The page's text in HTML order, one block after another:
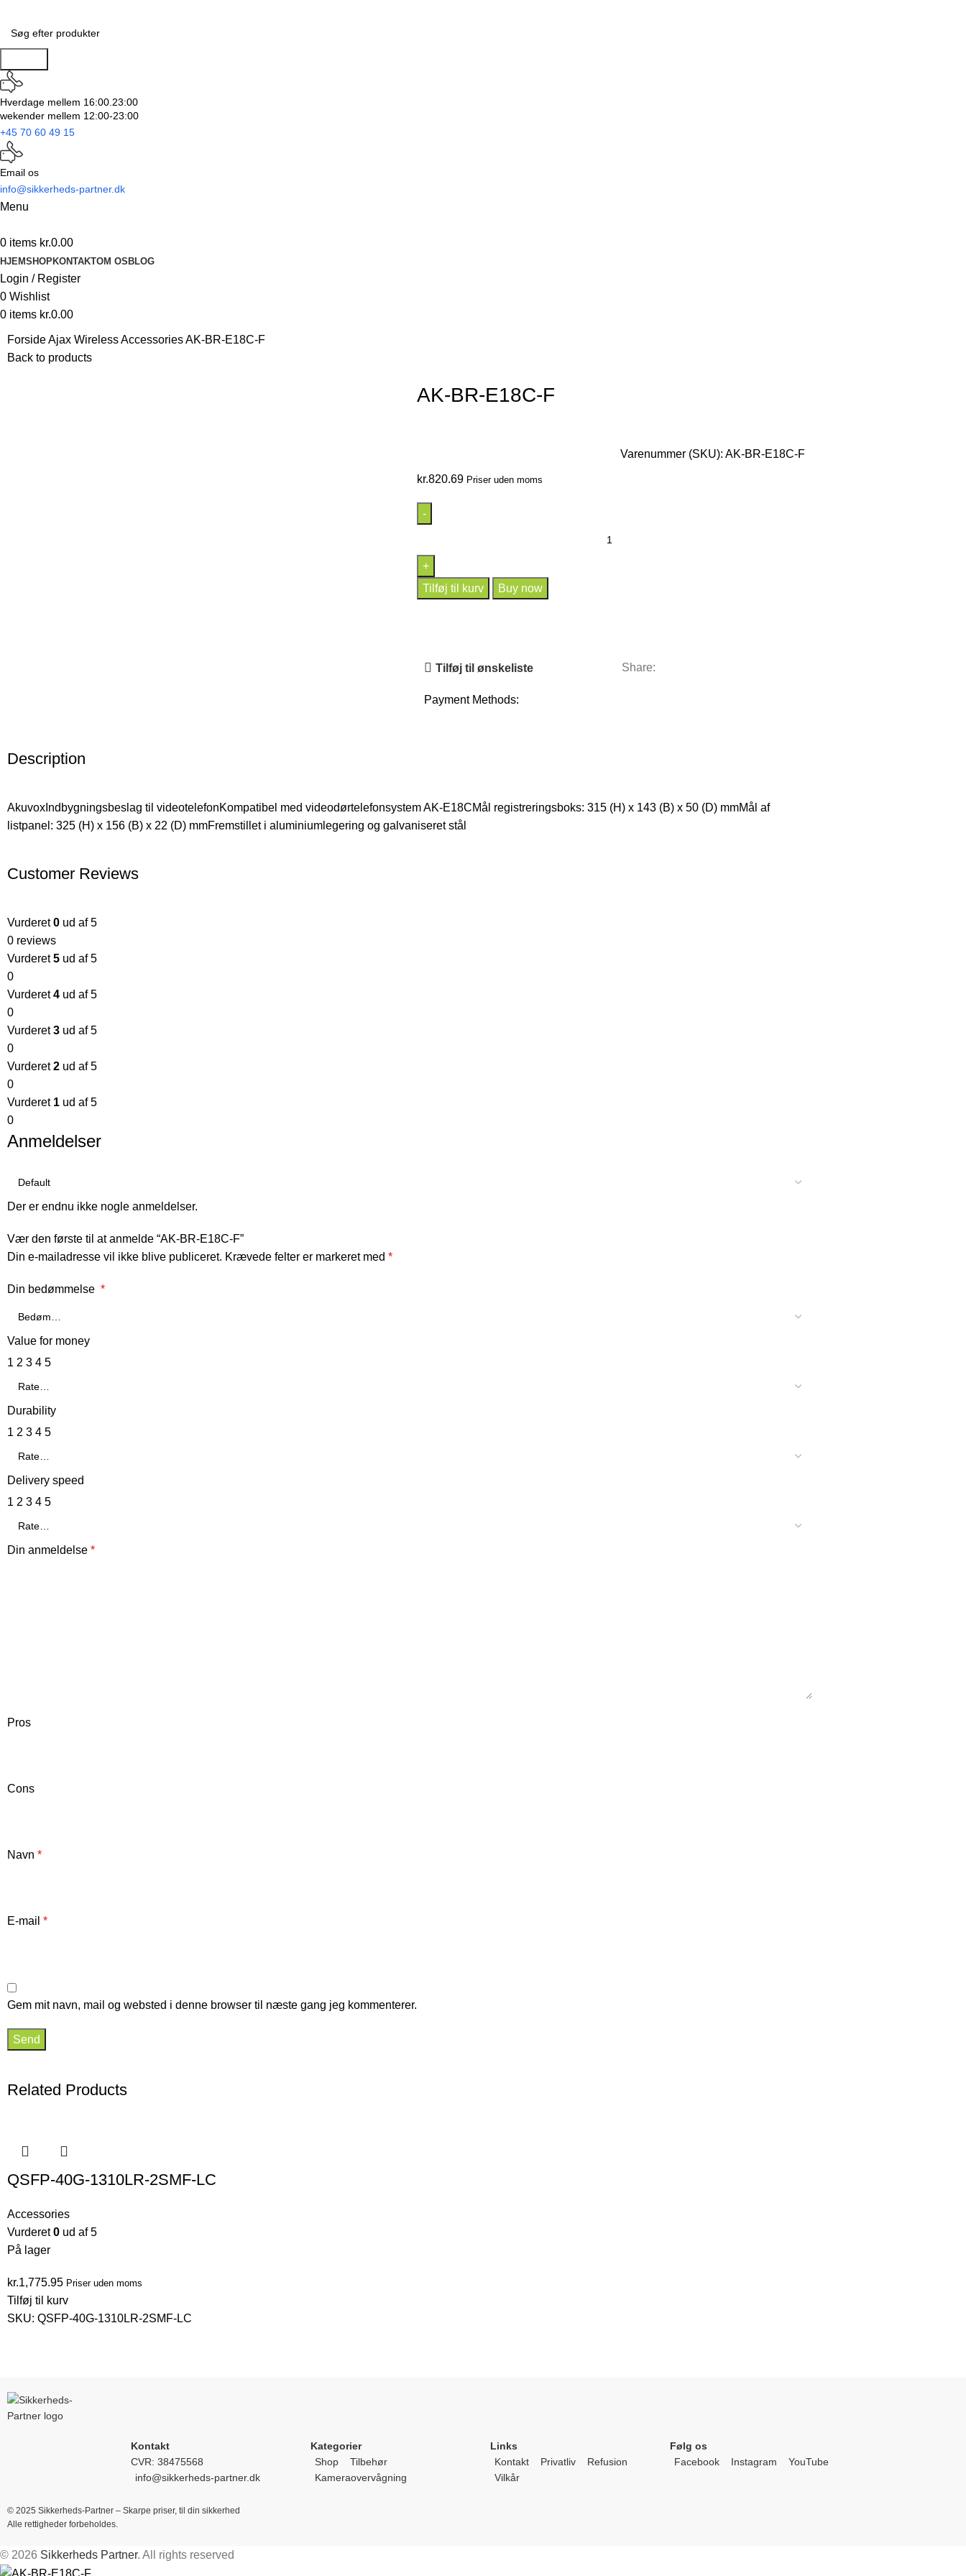
Hverdage mellem 16:00.23:00
wekender mellem 12:00-23:00
+45 70 60 49 15
Email os
info@sikkerheds-partner.dk
Menu
0 items kr.0.00
HJEMSHOPKONTAKTOM OS BLOG
Login / Register
0 Wishlist
0 items kr.0.00
ForsideAjax WirelessAccessoriesAK-BR-E18C-F
Back to products
AK-BR-E18C-F
Varenummer (SKU): AK-BR-E18C-F
kr.820.69 Priser uden moms
Tilføj til kurv Buy now
Tilføj til ønskeliste Share:
Payment Methods:
Description
AkuvoxIndbygningsbeslag til videotelefonKompatibel med videodørtelefonsystem AK-E18CMål registreringsboks: 315 (H) x 143 (B) x 50 (D) mmMål af
listpanel: 325 (H) x 156 (B) x 22 (D) mmFremstillet i aluminiumlegering og galvaniseret stål
Customer Reviews
Vurderet0 ud af 5
0 reviews
Vurderet5 ud af 5
0
Vurderet4 ud af 5
0
Vurderet3 ud af 5
0
Vurderet2 ud af 5
0
Vurderet 1 ud af 5
0
Anmeldelser
Der er endnu ikke nogle anmeldelser.
Vær den første til at anmelde “AK-BR-E18C-F”
Din e-mailadresse vil ikke blive publiceret. Krævede felter er markeret med *
Din bedømmelse *
Value for money
1 2 3 4 5
Durability
1 2 3 4 5
Delivery speed
1 2 3 4 5
Din anmeldelse *
Pros
Cons
Navn *
E-mail *
Gem mit navn, mail og websted i denne browser til næste gang jeg kommenterer.
Related Products
QSFP-40G-1310LR-2SMF-LC
Accessories
Vurderet0 ud af 5
På lager
kr.1,775.95 Priser uden moms
Tilføj til kurv
SKU: QSFP-40G-1310LR-2SMF-LC
Kontakt
CVR: 38475568
info@sikkerheds-partner.dk
Kategorier
Shop
Tilbehør
Kameraovervågning
Links
Kontakt
Privatliv
Refusion
Vilkår
Følg os
Facebook
Instagram YouTube
© 2025 Sikkerheds-Partner – Skarpe priser, til din sikkerhed
Alle rettigheder forbeholdes.
© 2026 Sikkerheds Partner. All rights reserved